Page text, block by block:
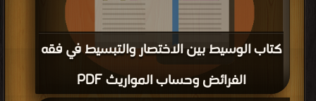
كتاب الوسيط بين الاختصار والتبسيط في فقه
الفرائض وحساب المواريث PDF